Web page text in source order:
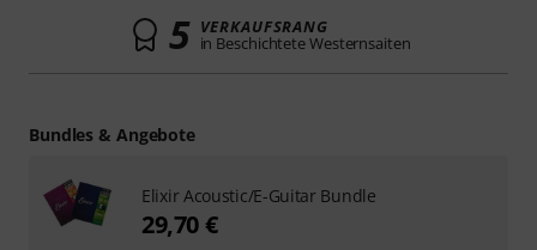
5 VERKAUFSRANG
in Beschichtete Westernsaiten
Bundles & Angebote
Elixir Acoustic/E-Guitar Bundle
29,70 €